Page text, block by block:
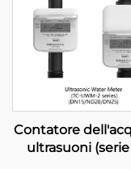
Contatore
ultrasuoni (serie